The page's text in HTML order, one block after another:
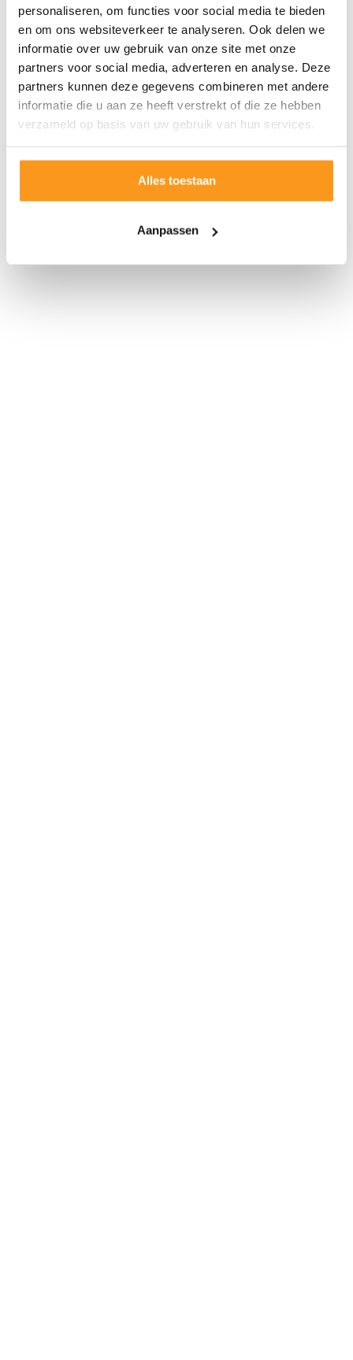
personaliseren, om functies voor social media te bieden
en om ons websiteverkeer te analyseren. Ook delen we
informatie over uw gebruik van onze site met onze
partners voor social media, adverteren en analyse. Deze
partners kunnen deze gegevens combineren met andere
informatie die u aan ze heeft verstrekt of die ze hebben
verzameld op basis van uw gebruik van hun services.
Alles toestaan
Aanpassen